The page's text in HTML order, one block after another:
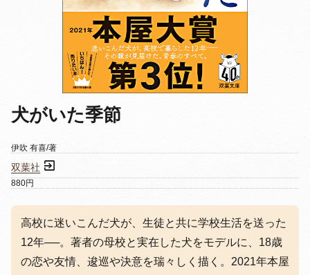
犬がいた季節
伊吹 有喜/著
双葉社
880円
高校に迷いこんだ犬が、生徒と共に学校生活を送った
12年──。著者の母校と実在した犬をモデルに、18歳
の恋や友情、逡巡や決意を瑞々しく描く。2021年本屋